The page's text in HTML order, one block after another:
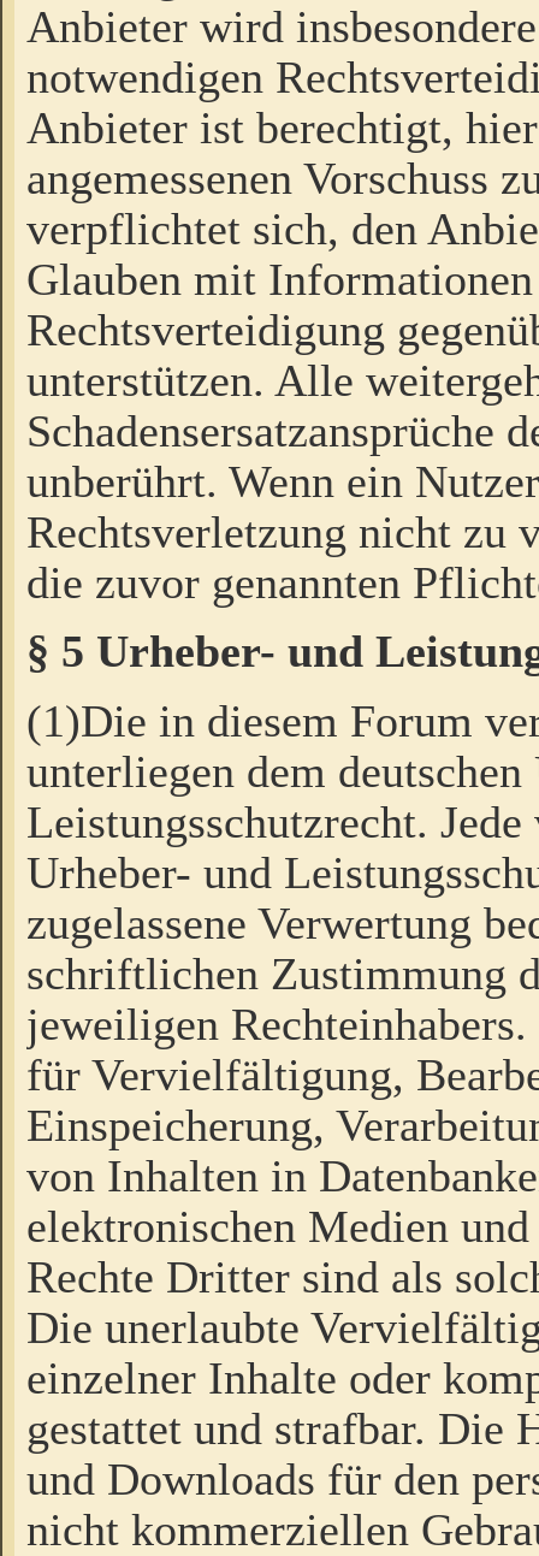
Anbieter wird
notwendigen
Anbieter ist berechtigt,
angemessenen Vorschuss
verpflichtet sich, den
Glauben mit
Rechtsverteidigung
unterstützen. Alle
Schadensersatzansprüche
unberührt. Wenn ein
Rechtsverletzung nicht zu
die zuvor genannten
§ 5 Urheber- und
(1)Die in diesem Forum
unterliegen dem
Leistungsschutzrecht.
Urheber- und
zugelassene Verwertung
schriftlichen Zustimmung
jeweiligen
für Vervielfältigung,
Einspeicherung,
von Inhalten in
elektronischen Medien
Rechte Dritter sind als
Die unerlaubte
einzelner Inhalte oder
gestattet und strafbar. Die
und Downloads für den
nicht kommerziellen